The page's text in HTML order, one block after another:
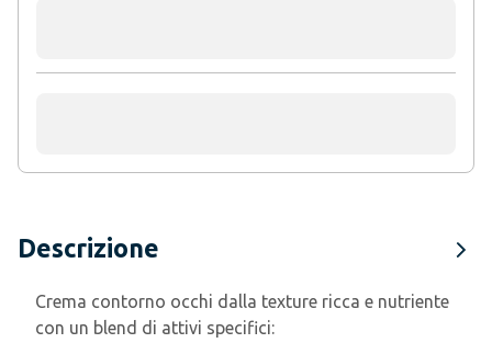
Descrizione
Crema contorno occhi dalla texture ricca e nutriente
con un blend di attivi specifici: